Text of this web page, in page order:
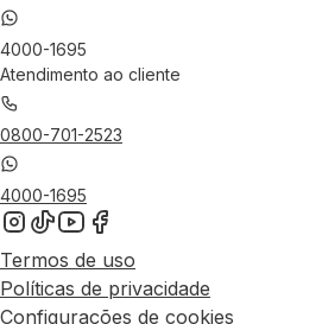
4000-1695
Atendimento ao cliente
0800-701-2523
4000-1695
Termos de uso
Políticas de privacidade
Configurações de cookies